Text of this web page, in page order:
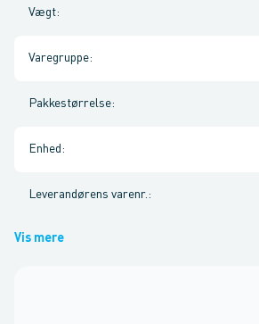
Vægt:
Varegruppe:
Pakkestørrelse:
Enhed :
Leverandørens varenr. :
Vis mere